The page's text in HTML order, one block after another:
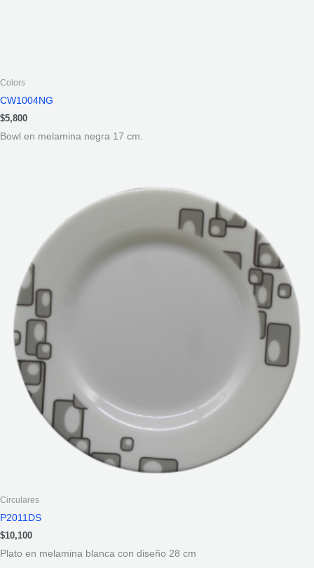
Colors
CW1004NG
$5,800
Bowl en melamina negra 17 cm.
Circulares
P2011DS
$10,100
Plato en melamina blanca con diseño 28 cm